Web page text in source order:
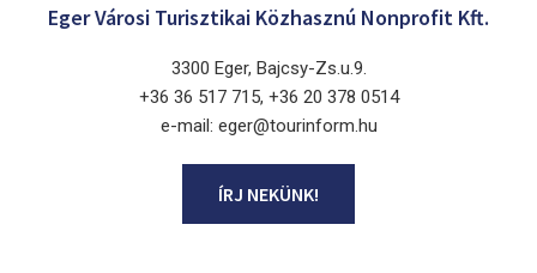
Eger Városi Turisztikai Közhasznú Nonprofit Kft.
3300 Eger, Bajcsy-Zs.u.9.
+36 36 517 715, +36 20 378 0514
e-mail: eger@tourinform.hu
ÍRJ NEKÜNK!